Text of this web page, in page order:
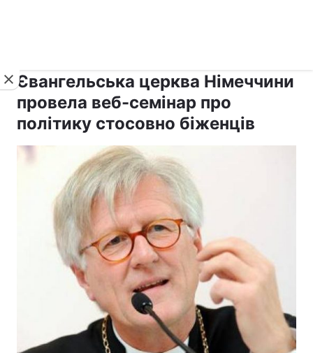
Євангельська церква Німеччини
провела веб-семінар про
політику стосовно біженців